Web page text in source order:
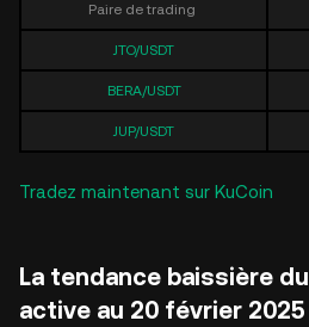
Paire de trading
JTO/USDT
BERA/USDT
JUP/USDT
Tradez maintenant sur KuCoin
La tendance baissière
active au 20 février